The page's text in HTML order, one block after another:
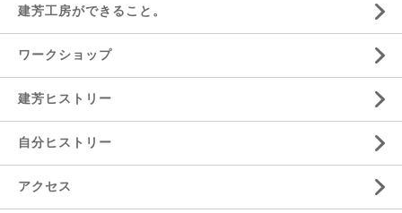
建芳工房ができること。
ワークショップ
建芳ヒストリー
自分ヒストリー
アクセス